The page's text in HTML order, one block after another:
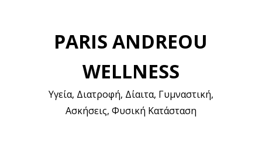
PARIS ANDREOU
WELLNESS
Υγεία, Διατροφή, Δίαιτα, Γυμναστική,
Ασκήσεις, Φυσική Κατάσταση